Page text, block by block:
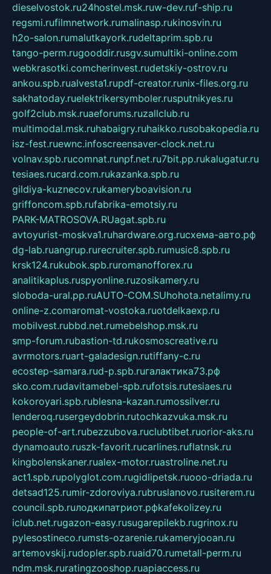
dieselvostok.ru24hostel.msk.ruw-dev.ruf-ship.ru
regsmi.rufilmnetwork.rumalinasp.rukinosvin.ru
h2o-salon.rumalutkayork.rudeltaprim.spb.ru
tango-perm.rugooddir.rusgv.sumultiki-online.com
webkrasotki.comcherinvest.rudetskiy-ostrov.ru
ankou.spb.rualvesta1.rupdf-creator.runix-files.org.ru
sakhatoday.ruelektrikersymboler.rusputnikyes.ru
golf2club.msk.ruaeforums.ruzallclub.ru
multimodal.msk.ruhabaigry.ruhaikko.rusobakopedia.ru
isz-fest.ruewnc.infoscreensaver-clock.net.ru
volnav.spb.rucomnat.runpf.net.ru7bit.pp.rukalugatur.ru
tesiaes.rucard.com.rukazanka.spb.ru
gildiya-kuznecov.rukameryboavision.ru
griffoncom.spb.rufabrika-emotsiy.ru
PARK-MATROSOVA.RUagat.spb.ru
avtoyurist-moskva1.ruhardware.org.ruсхема-авто.рф
dg-lab.ruangrup.rurecruiter.spb.rumusic8.spb.ru
krsk124.rukubok.spb.ruromanofforex.ru
analitikaplus.ruspyonline.ruzosikamery.ru
sloboda-ural.pp.ruAUTO-COM.SUhohota.netalimy.ru
online-z.comaromat-vostoka.ruotdelkaexp.ru
mobilvest.rubbd.net.rumebelshop.msk.ru
smp-forum.rubastion-td.rukosmoscreative.ru
avrmotors.ruart-galadesign.rutiffany-c.ru
ecostep-samara.rud-p.spb.ruгалактика73.рф
sko.com.rudavitamebel-spb.rufotsis.rutesiaes.ru
kokoroyari.spb.rublesna-kazan.rumossilver.ru
lenderoq.rusergeydobrin.rutochkazvuka.msk.ru
people-of-art.rubezzubova.ruclubtibet.ruorior-aks.ru
dynamoauto.ruszk-favorit.rucarlines.ruflatnsk.ru
kingbolenskaner.rualex-motor.ruastroline.net.ru
act1.spb.rupolyglot.com.rugidlipetsk.ruooo-driada.ru
detsad125.rumir-zdoroviya.rubruslanovo.rusiterem.ru
council.spb.ruлодкипатриот.рфkafekolizey.ru
iclub.net.rugazon-easy.rusugarepilekb.rugrinox.ru
pylesostineco.rumsts-ozarenie.rukameryjooan.ru
artemovskij.rudopler.spb.ruaid70.rumetall-perm.ru
ndm.msk.ruratingzooshop.ruapiaccess.ru